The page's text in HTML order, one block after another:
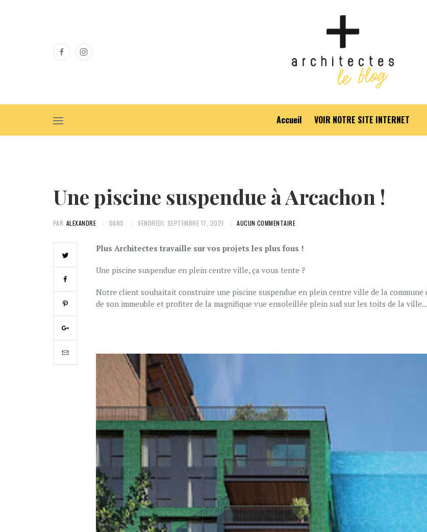
Accueil VOIR NOTRE SITE INTERNET
Une piscine suspendue à Arcachon !
PAR ALEXANDRE DANS VENDREDI, SEPTEMBRE 17, 2021 AUCUN COMMENTAIRE
Plus Architectes travaille sur vos projets les plus fous !
Une piscine suspendue en plein centre ville, ça vous tente ?
Notre client souhaitait construire une piscine suspendue en plein centre ville de la
de son immeuble et profiter de la magnifique vue ensoleillée plein sud sur les toits de la ville...